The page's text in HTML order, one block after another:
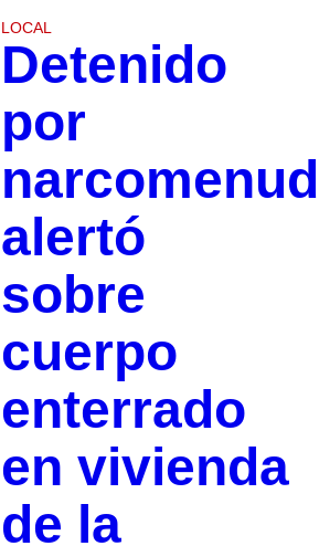
LOCAL
Detenido
por
alertó
sobre
cuerpo
enterrado
en vivienda
de la